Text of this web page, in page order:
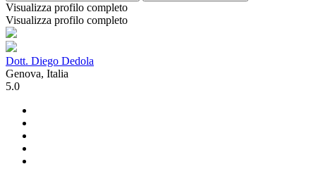
Visualizza profilo completo
Visualizza profilo completo
Dott. Diego Dedola
Genova, Italia
5.0